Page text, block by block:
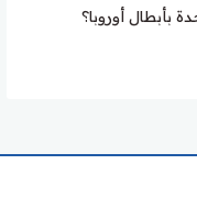
بأبطال أوروبا؟